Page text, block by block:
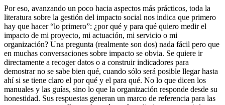
Por eso, avanzando un poco hacia aspectos más prácticos, toda la
literatura sobre la gestión del impacto social nos indica que primero
hay que hacer “lo primero”: ¿por qué y para qué quiero medir el
impacto de mi proyecto, mi actuación, mi servicio o mi
organización? Una pregunta (realmente son dos) nada fácil pero que
en muchas conversaciones sobre impacto se obvia. Se quiere ir
directamente a recoger datos o a construir indicadores para
demostrar no se sabe bien qué, cuando sólo será posible llegar hasta
ahí si se tiene claro el por qué y el para qué. No lo que dicen los
manuales y las guías, sino lo que la organización responde desde su
honestidad. Sus respuestas generan un marco de referencia para las